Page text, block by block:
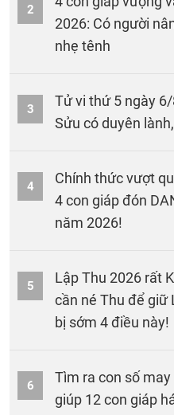
2
2026: Có người
nhẹ tênh
3
Tử vi thứ 5 ngày
Sửu có duyên
4
Chính thức vượt
4 con giáp đón
năm 2026!
5
Lập Thu 2026 rất
cần né Thu để giữ
bị sớm 4 điều này!
6
Tìm ra con số
giúp 12 con giáp